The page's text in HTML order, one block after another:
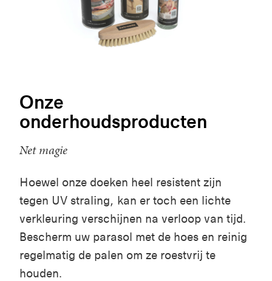
Onze
onderhoudsproducten
Net magie
Hoewel onze doeken heel resistent zijn
tegen UV straling, kan er toch een lichte
verkleuring verschijnen na verloop van tijd.
Bescherm uw parasol met de hoes en reinig
regelmatig de palen om ze roestvrij te
houden.